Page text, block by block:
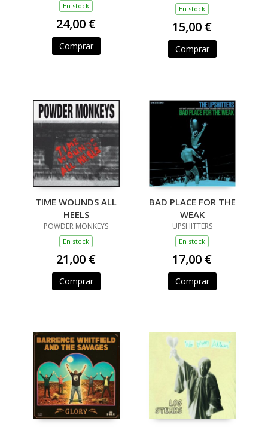
En stock
24,00 €
Comprar
En stock
15,00 €
Comprar
TIME WOUNDS ALL
HEELS
POWDER MONKEYS
En stock
21,00 €
Comprar
BAD PLACE FOR THE
WEAK
UPSHITTERS
En stock
17,00 €
Comprar